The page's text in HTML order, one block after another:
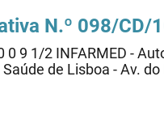
N.º 098/
0 9 1/2 INFARMED -
de Lisboa - Av.